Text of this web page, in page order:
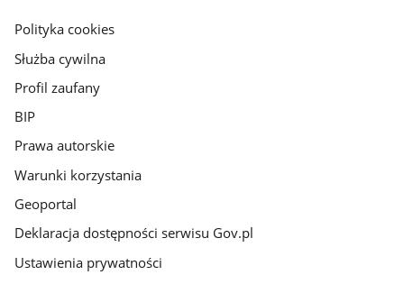
gov.pl
Polityka cookies
Służba cywilna
Profil zaufany
BIP
Prawa autorskie
Warunki korzystania
Geoportal
Deklaracja dostępności serwisu Gov.pl
Ustawienia prywatności